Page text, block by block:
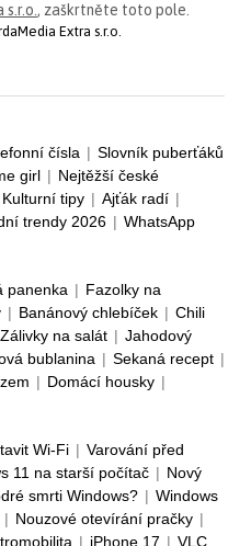
s.r.o., zaškrtněte toto pole.
Extra s.r.o.
čísla | Slovník puberťáků
girl | Nejtěžší české
Kulturní tipy | Ajťák radí |
trendy 2026 | WhatsApp
panenka | Fazolky na
| Banánový chlebíček | Chili
Zálivky na salát | Jahodový
bublanina | Sekaná recept |
| Domácí housky |
Wi-Fi | Varování před
11 na starší počítač | Nový
smrti Windows? | Windows
| Nouzové otevírání pračky |
| iPhone 17 | VLC